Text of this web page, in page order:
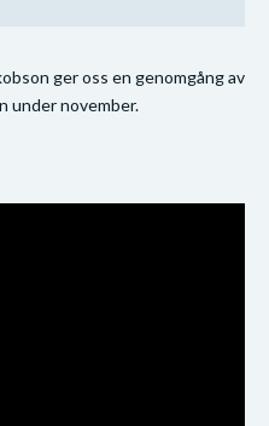
ger oss en genomgång av
under november.